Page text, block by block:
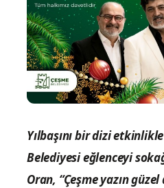
Yılbaşını bir dizi
Belediyesi eğlenceyi
Oran, “Çeşme yazın